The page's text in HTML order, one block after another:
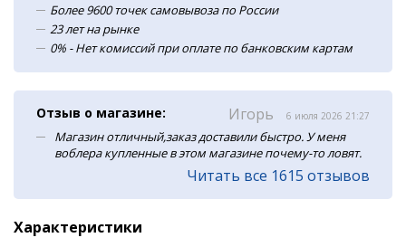
Более 9600 точек самовывоза по России
23 лет на рынке
0% - Нет комиссий при оплате по банковским картам
Отзыв о магазине: Игорь 6 июля 2026 21:27
Магазин отличный,заказ доставили быстро. У меня
воблера купленные в этом магазине почему-то ловят.
Читать все 1615 отзывов
Характеристики